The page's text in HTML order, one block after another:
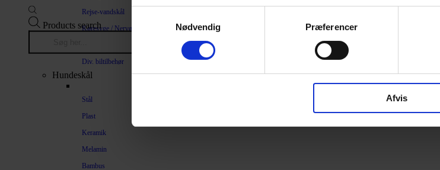
Nødvendig
Præferencer
Afvis
Rejse-vandskål
Køresyge / Nervøsitet
Div. biltilbehør
Hundeskål
Stål
Plast
Keramik
Melamin
Bambus
Products search